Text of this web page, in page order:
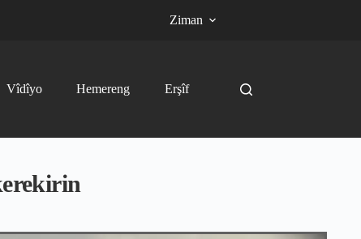
Ziman
Vîdîyo Hemereng Erşîf